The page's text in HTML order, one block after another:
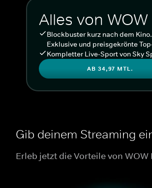
Alles von WOW
Blockbuster kurz nach dem Kino.
Exklusive und preisgekrönte
Kompletter Live-Sport von Sky
AB 34,97 MTL.
Gib deinem Streaming
Erleb jetzt die Vorteile von WOW